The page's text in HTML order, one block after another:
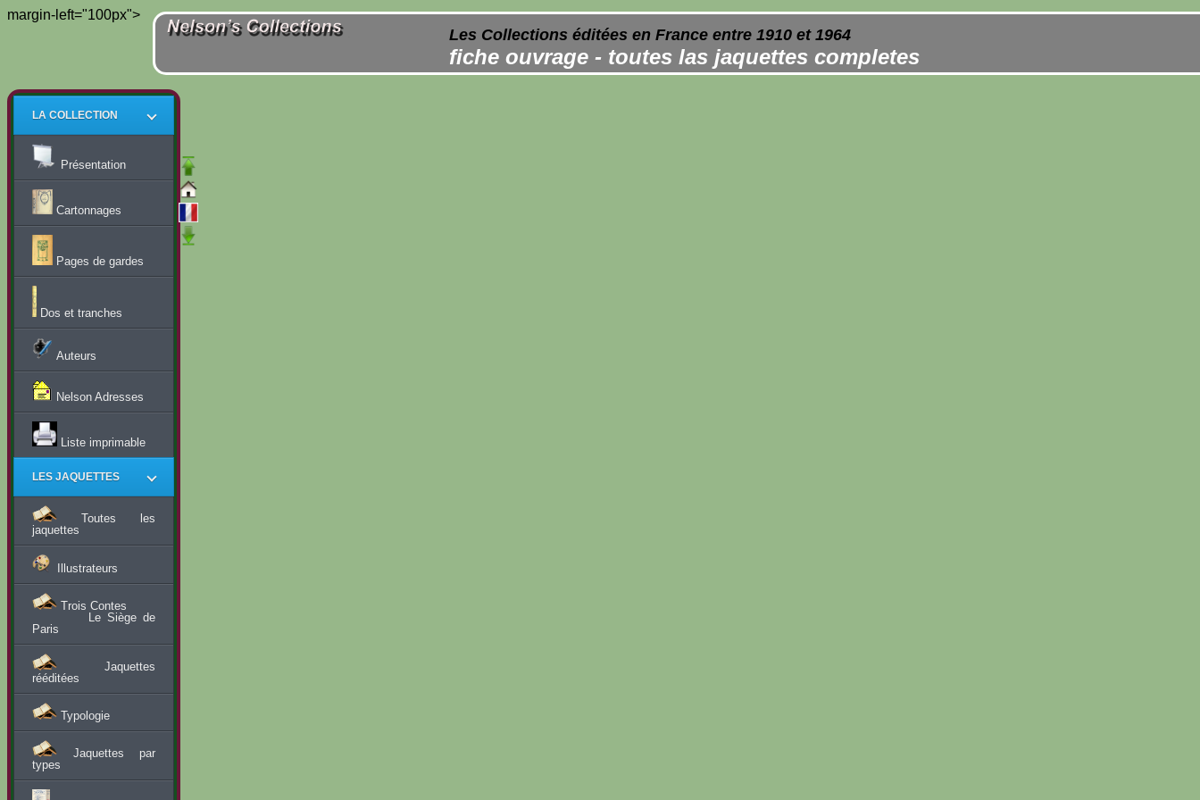
margin-left="100px">
Les Collections éditées en France entre 1910 et 1964
fiche ouvrage - toutes las jaquettes completes
LA COLLECTION
Présentation
Cartonnages
Pages de gardes
Dos et tranches
Auteurs
Nelson Adresses
Liste imprimable
LES JAQUETTES
Toutes les
jaquettes
Illustrateurs
Trois Contes
Le Siège de
Paris
Jaquettes
rééditées
Typologie
Jaquettes par
types